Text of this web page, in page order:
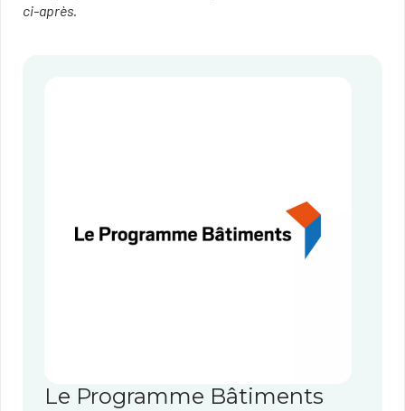
ci-après.
Le Programme Bâtiments